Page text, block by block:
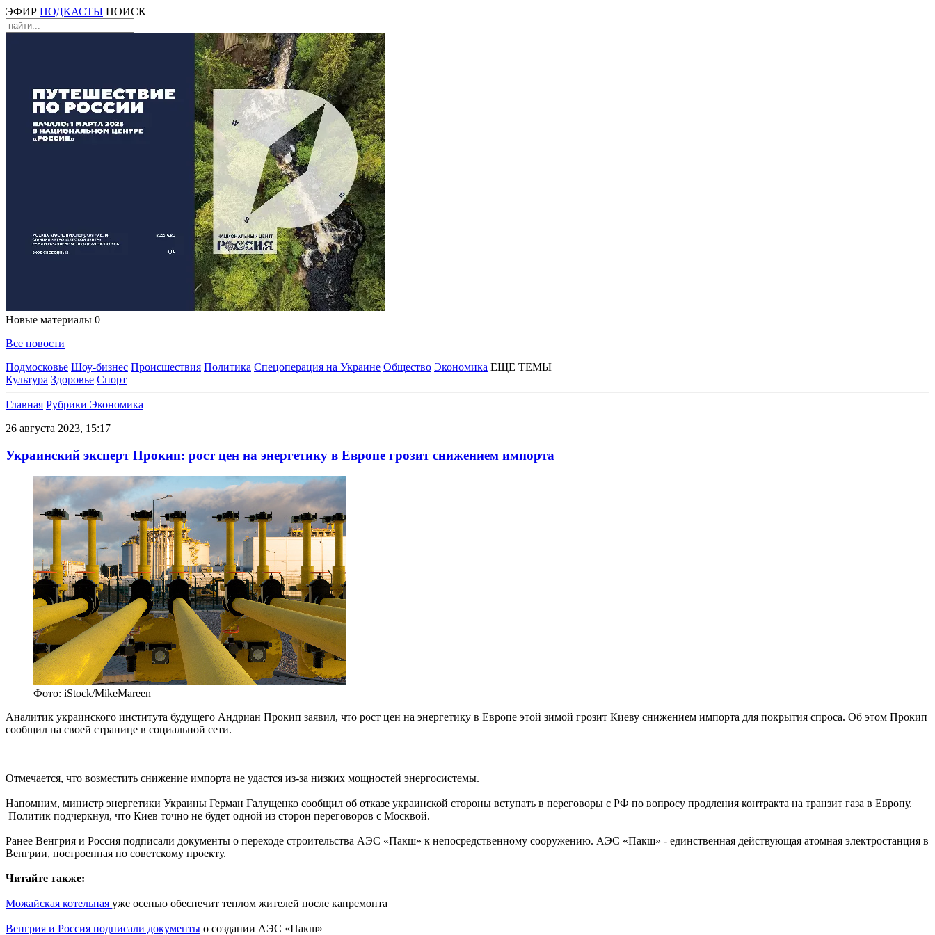
ЭФИР ПОДКАСТЫ ПОИСК
Новые материалы 0
Все новости
Подмосковье Шоу-бизнес Происшествия Политика Спецоперация на Украине Общество Экономика ЕЩЕ ТЕМЫ
Культура Здоровье Спорт
Главная Рубрики Экономика
26 августа 2023, 15:17
Украинский эксперт Прокип: рост цен на энергетику в Европе грозит снижением импорта
Фото: iStock/MikeMareen
Аналитик украинского института будущего Андриан Прокип заявил, что рост цен на энергетику в Европе этой зимой грозит Киеву снижением импорта для покрытия спроса. Об этом Прокип
сообщил на своей странице в социальной сети.
Отмечается, что возместить снижение импорта не удастся из-за низких мощностей энергосистемы.
Напомним, министр энергетики Украины Герман Галущенко сообщил об отказе украинской стороны вступать в переговоры с РФ по вопросу продления контракта на транзит газа в Европу.
Политик подчеркнул, что Киев точно не будет одной из сторон переговоров с Москвой.
Ранее Венгрия и Россия подписали документы о переходе строительства АЭС «Пакш» к непосредственному сооружению. АЭС «Пакш» - единственная действующая атомная электростанция в
Венгрии, построенная по советскому проекту.
Читайте также:
Можайская котельная уже осенью обеспечит теплом жителей после капремонта
Венгрия и Россия подписали документы о создании АЭС «Пакш»